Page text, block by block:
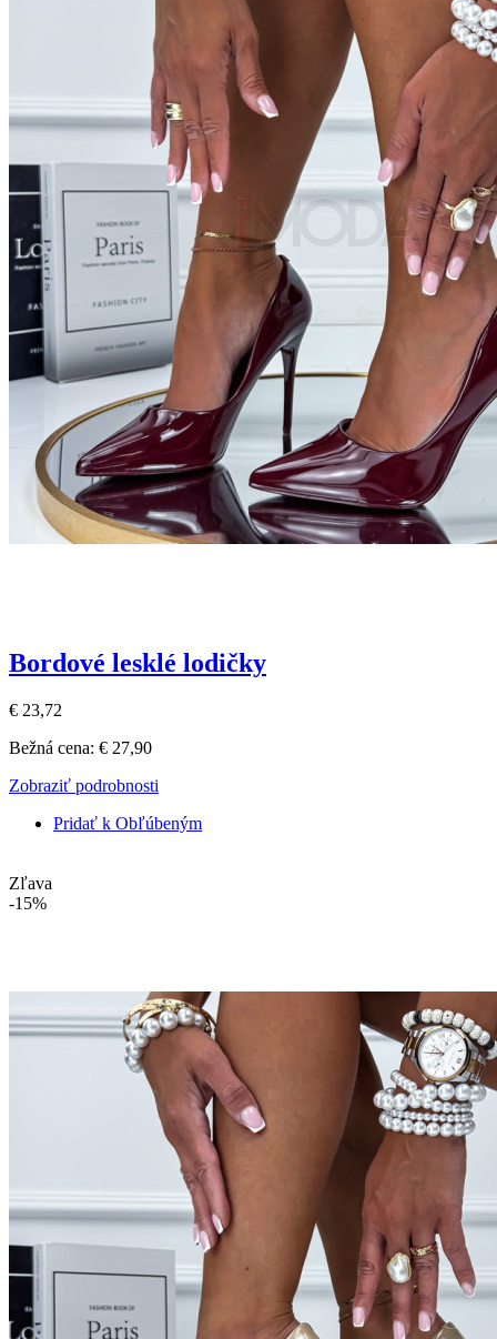
Bordové lesklé lodičky
€ 23,72
Bežná cena: € 27,90
Zobraziť podrobnosti
Pridať k Obľúbeným
Zľava
-15%